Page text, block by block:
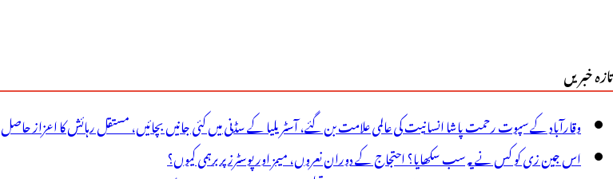
گاندھی
کے
شوہر
تازہ خبریں
وقارآباد کے سپوت رحمت پاشا انسانیت کی عالمی علامت بن گئے، آسٹریلیا کے سڈنی میں کئی جانیں بچائیں، مستقل رہائش کا اعزاز حاصل
اس جین زی کو کس نے یہ سب سکھایا؟ احتجاج کے دوران نعروں، میمز اور پوسٹرز پر برہمی کیوں؟